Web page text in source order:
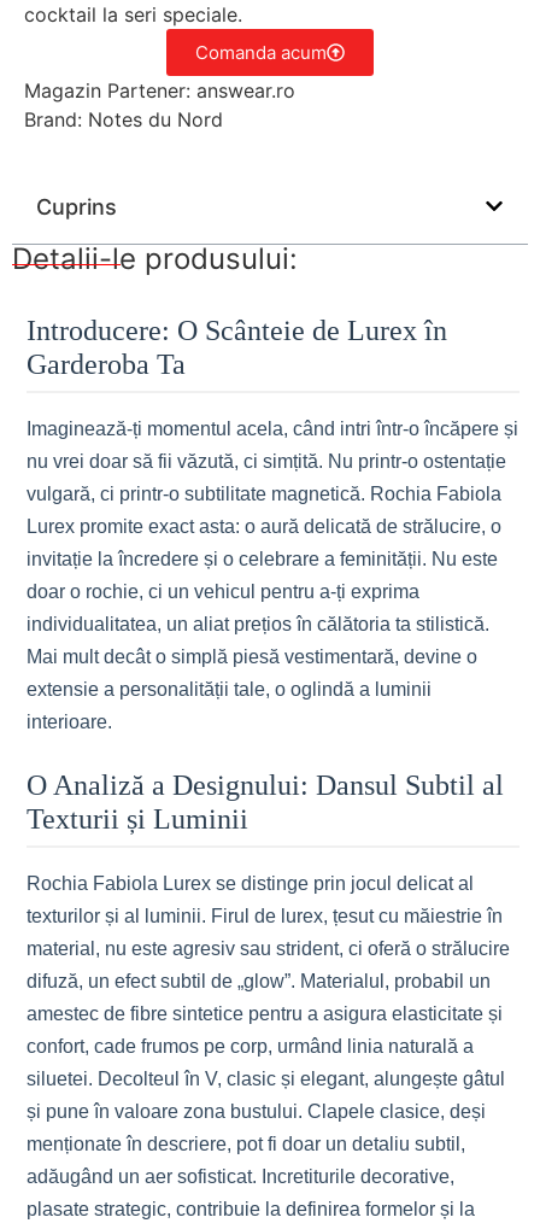
cocktail la seri speciale.
Comanda acum
Magazin Partener: answear.ro
Brand: Notes du Nord
Cuprins
Detalii-le produsului:
Introducere: O Scânteie de Lurex în
Garderoba Ta
Imaginează-ți momentul acela, când intri într-o încăpere și
nu vrei doar să fii văzută, ci simțită. Nu printr-o ostentație
vulgară, ci printr-o subtilitate magnetică. Rochia Fabiola
Lurex promite exact asta: o aură delicată de strălucire, o
invitație la încredere și o celebrare a feminității. Nu este
doar o rochie, ci un vehicul pentru a-ți exprima
individualitatea, un aliat prețios în călătoria ta stilistică.
Mai mult decât o simplă piesă vestimentară, devine o
extensie a personalității tale, o oglindă a luminii
interioare.
O Analiză a Designului: Dansul Subtil al
Texturii și Luminii
Rochia Fabiola Lurex se distinge prin jocul delicat al
texturilor și al luminii. Firul de lurex, țesut cu măiestrie în
material, nu este agresiv sau strident, ci oferă o strălucire
difuză, un efect subtil de „glow”. Materialul, probabil un
amestec de fibre sintetice pentru a asigura elasticitate și
confort, cade frumos pe corp, urmând linia naturală a
siluetei. Decolteul în V, clasic și elegant, alungește gâtul
și pune în valoare zona bustului. Clapele clasice, deși
menționate în descriere, pot fi doar un detaliu subtil,
adăugând un aer sofisticat. Incretiturile decorative,
plasate strategic, contribuie la definirea formelor și la